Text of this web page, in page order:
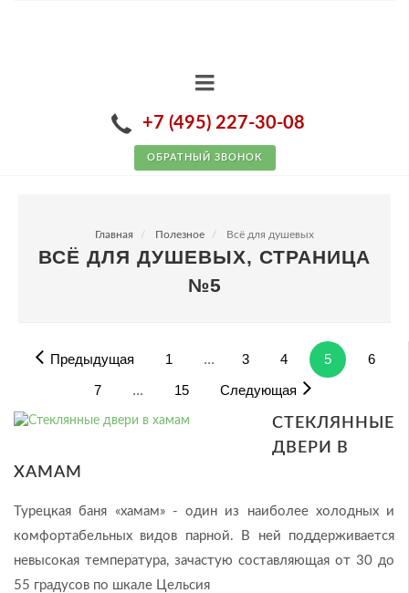
+7 (495) 227-30-08
ОБРАТНЫЙ ЗВОНОК
Главная Полезное Всё для душевых
ВСЁ ДЛЯ ДУШЕВЫХ, СТРАНИЦА
№5
Предыдущая 1 ... 3 4 5
6
7
... 15 Следующая
CТЕКЛЯННЫЕ
ДВЕРИ В
ХАМАМ
Турецкая баня «хамам» - один из наиболее холодных и
комфортабельных видов парной. В ней поддерживается
невысокая температура, зачастую составляющая от 30 до
55 градусов по шкале Цельсия